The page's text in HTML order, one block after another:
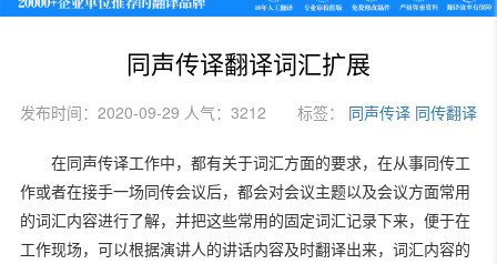
同声传译翻译词汇扩展
发布时间：2020-09-29 人气：3212 标签： 同声传译 同传翻译
在同声传译工作中，都有关于词汇方面的要求，在从事同传工
作或者在接手一场同传会议后，都会对会议主题以及会议方面常用
的词汇内容进行了解，并把这些常用的固定词汇记录下来，便于在
工作现场，可以根据演讲人的讲话内容及时翻译出来，词汇内容的